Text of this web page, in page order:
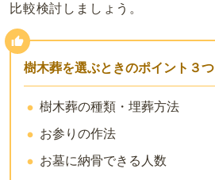
比較検討しましょう。
樹木葬を選ぶときのポイント３つ
樹木葬の種類・埋葬方法
お参りの作法
お墓に納骨できる人数